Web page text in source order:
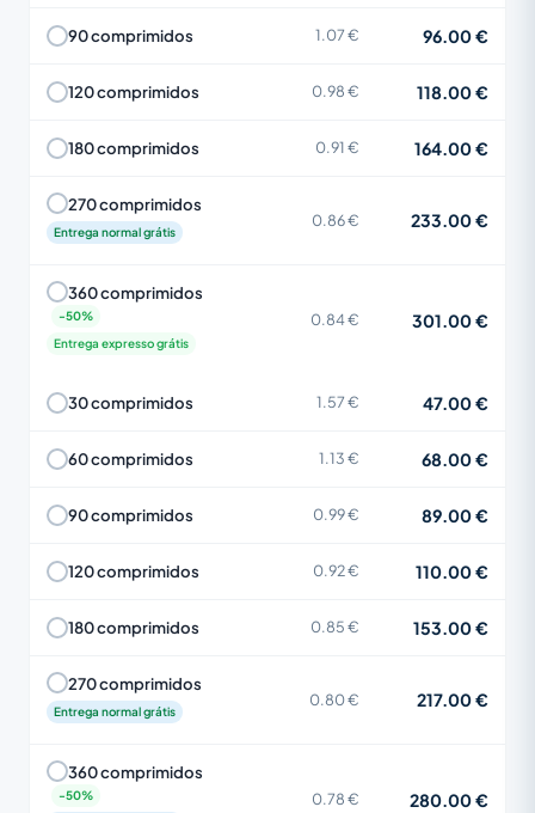
90 comprimidos 1.07 € 96.00 €
120 comprimidos 0.98 € 118.00 €
180 comprimidos 0.91 € 164.00 €
270 comprimidos
Entrega normal grátis
0.86 € 233.00 €
360 comprimidos
Entrega expresso grátis
0.84 € 301.00 €
30 comprimidos 1.57 € 47.00 €
60 comprimidos 1.13 € 68.00 €
90 comprimidos 0.99 € 89.00 €
120 comprimidos 0.92 € 110.00 €
180 comprimidos 0.85 € 153.00 €
270 comprimidos
Entrega normal grátis
0.80 € 217.00 €
360 comprimidos
0.78 € 280.00 €